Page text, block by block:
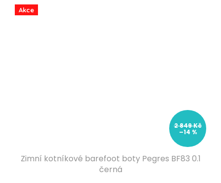
Akce
2 849 Kč
–14 %
Zimní kotníkové barefoot boty Pegres BF83 0.1
černá